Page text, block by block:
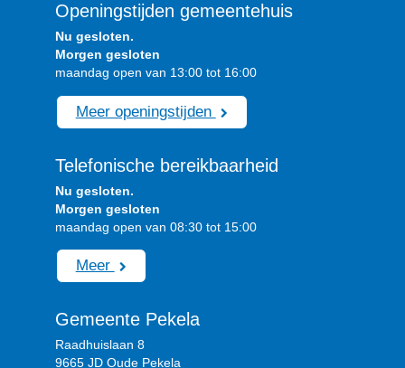
Openingstijden gemeentehuis
Nu gesloten.
Morgen gesloten
maandag open van 13:00 tot 16:00
Meer openingstijden
Telefonische bereikbaarheid
Nu gesloten.
Morgen gesloten
maandag open van 08:30 tot 15:00
Meer
Gemeente Pekela
Raadhuislaan 8
9665 JD Oude Pekela